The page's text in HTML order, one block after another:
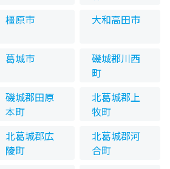
橿原市 大和高田市
葛城市
磯城郡川西
町
磯城郡田原
本町
北葛城郡上
牧町
北葛城郡広
陵町
北葛城郡河
合町